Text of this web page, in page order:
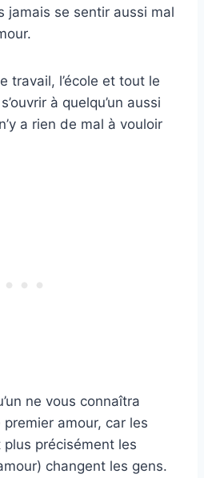
jamais se sentir aussi mal
travail, l’école et tout le
à quelqu’un aussi
a rien de mal à vouloir
ne vous connaîtra
amour, car les
précisément les
changent les gens.